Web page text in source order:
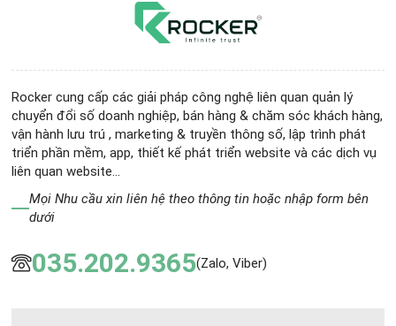
Rocker cung cấp các giải pháp công nghệ liên quan quản lý
chuyển đổi số doanh nghiệp, bán hàng & chăm sóc khách hàng,
vận hành lưu trú , marketing & truyền thông số, lập trình phát
triển phần mềm, app, thiết kế phát triển website và các dịch vụ
liên quan website...
Mọi Nhu cầu xin liên hệ theo thông tin hoặc nhập form bên
dưới
035.202.9365(Zalo, Viber)